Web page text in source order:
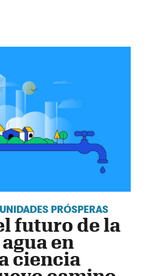
PRÓSPERAS
futuro de la
en
ciencia